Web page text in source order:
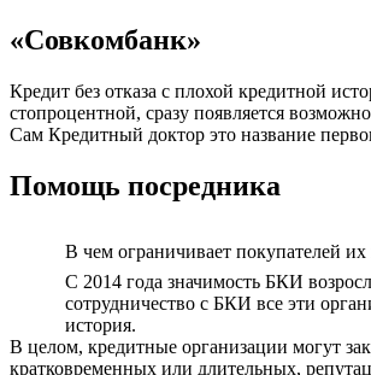
«Совкомбанк»
Кредит без отказа с плохой кредитной
стопроцентной, сразу появляется
Сам Кредитный доктор это название
Помощь посредника
В чем ограничивает покупателей их
С 2014 года значимость БКИ
сотрудничество с БКИ все эти
история.
В целом, кредитные организации могут
кратковременных или длительных,